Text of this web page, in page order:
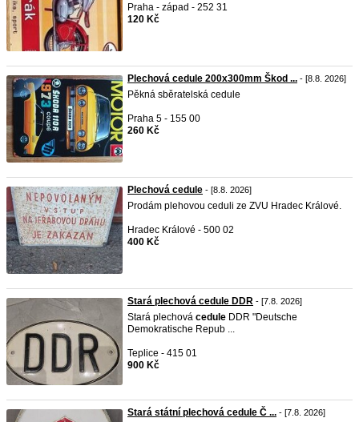
Praha - západ - 252 31
120 Kč
Plechová cedule 200x300mm Škod ... - [8.8. 2026]
Pěkná sběratelská cedule
Praha 5 - 155 00
260 Kč
Plechová cedule - [8.8. 2026]
Prodám plehovou ceduli ze ZVU Hradec Králové.
Hradec Králové - 500 02
400 Kč
Stará plechová cedule DDR - [7.8. 2026]
Stará plechová cedule DDR "Deutsche
Demokratische Repub ...
Teplice - 415 01
900 Kč
Stará státní plechová cedule Č ... - [7.8. 2026]